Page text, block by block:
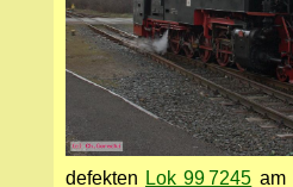
defekten Lok 99 7245 am